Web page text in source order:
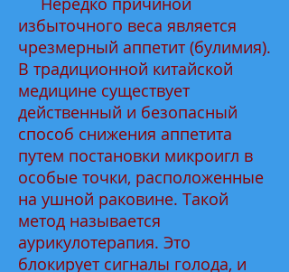
избыточного веса является
чрезмерный аппетит (булимия).
В традиционной китайской
медицине существует
действенный и безопасный
способ снижения аппетита
путем постановки микроигл в
особые точки, расположенные
на ушной раковине. Такой
метод называется
аурикулотерапия. Это
блокирует сигналы голода, и